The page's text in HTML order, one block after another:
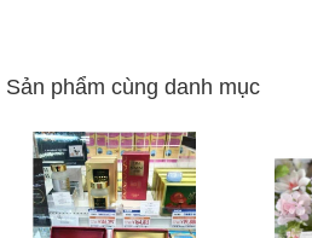
Sản phẩm cùng danh mục